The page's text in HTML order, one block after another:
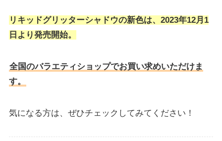
リキッドグリッターシャドウの新色は、2023年12月1
日より発売開始。
全国のバラエティショップでお買い求めいただけま
す。
気になる方は、ぜひチェックしてみてください！